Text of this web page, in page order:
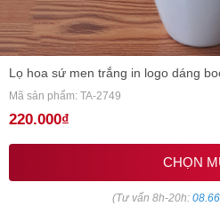
Lọ hoa sứ men trắng in logo dáng
Mã sản phẩm: TA-2749
220.000₫
CHỌN
(Tư vấn 8h-20h: